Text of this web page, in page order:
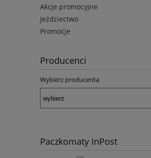
Akcje promocyjne
Jeździectwo
Promocje
Producenci
Wybierz producenta
Paczkomaty InPost